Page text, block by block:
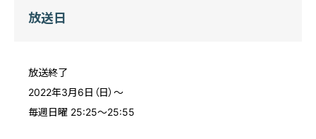
放送日
放送終了
2022年3月6日（日）〜
毎週日曜 25:25～25:55